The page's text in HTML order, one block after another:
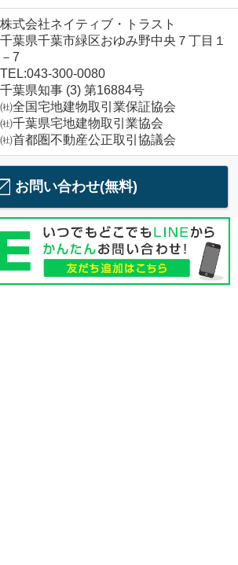
株式会社ネイティブ・トラスト
千葉県千葉市緑区おゆみ野中央７丁目１
－7
TEL:043-300-0080
千葉県知事 (3) 第16884号
㈳全国宅地建物取引業保証協会
㈳千葉県宅地建物取引業協会
㈳首都圏不動産公正取引協議会
お問い合わせ(無料)